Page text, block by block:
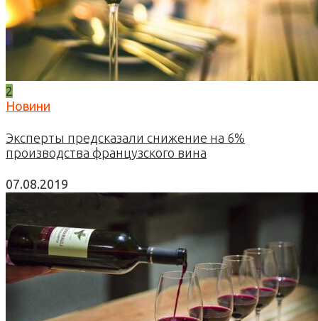
2
Новини
Эксперты предсказали снижение на 6%
производства французского вина
07.08.2019